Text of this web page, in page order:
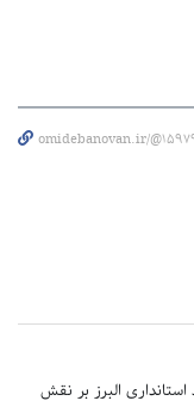
omidebanovan.ir/
البرز بر نقش